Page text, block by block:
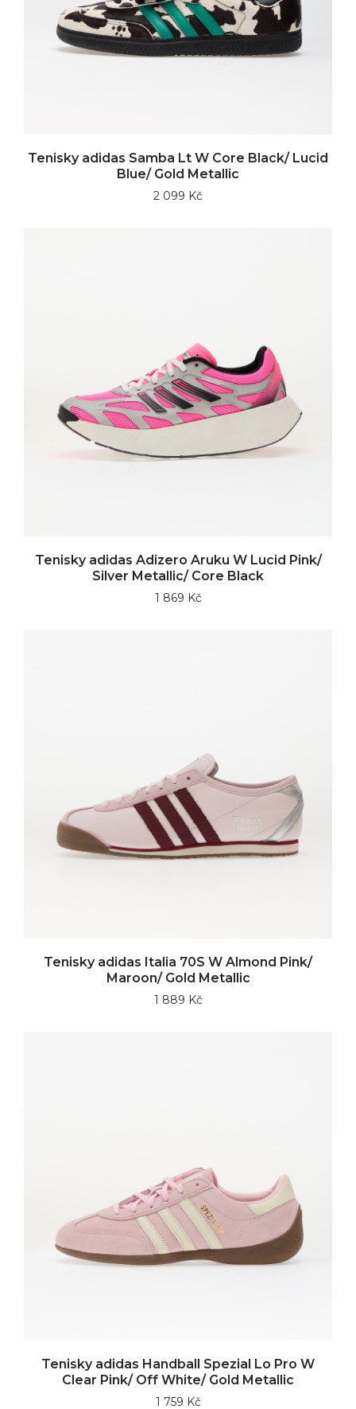
Tenisky adidas Samba Lt W Core Black/ Lucid
Blue/ Gold Metallic
2 099 Kč
Tenisky adidas Adizero Aruku W Lucid Pink/
Silver Metallic/ Core Black
1 869 Kč
Tenisky adidas Italia 70S W Almond Pink/
Maroon/ Gold Metallic
1 889 Kč
Tenisky adidas Handball Spezial Lo Pro W
Clear Pink/ Off White/ Gold Metallic
1 759 Kč